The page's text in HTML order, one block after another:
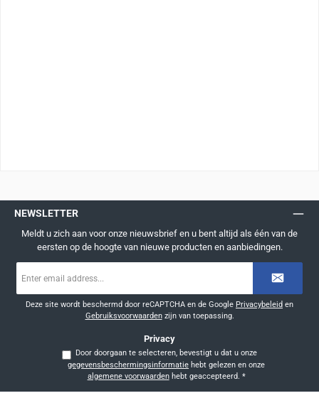
NEWSLETTER
Meldt u zich aan voor onze nieuwsbrief en u bent altijd als één van de
eersten op de hoogte van nieuwe producten en aanbiedingen.
mailadres
Deze site wordt beschermd door reCAPTCHA en de Google Privacybeleid en
Gebruiksvoorwaardenzijn van toepassing.
Privacy
Door doorgaan te selecteren, bevestigt u dat u onze
gegevensbeschermingsinformatie
algemene voorwaardenhebt geaccepteerd. *